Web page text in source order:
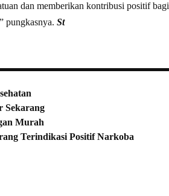
dan memberikan kontribusi positif bagi
pungkasnya. St
Sekarang
Murah
Terindikasi Positif Narkoba